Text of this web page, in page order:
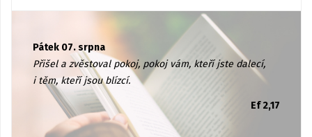
Pátek 07. srpna
Přišel a zvěstoval pokoj, pokoj vám, kteří jste dalecí,
i těm, kteří jsou blízcí.
Ef 2,17